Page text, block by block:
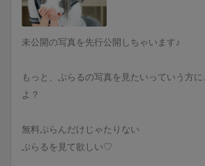
未公開の写真を先行公開しちゃいます♪
もっと、ぷらるの写真を見たいっていう方
よ？
無料ぷらんだけじゃたりない
ぷらるを見て欲しい♡